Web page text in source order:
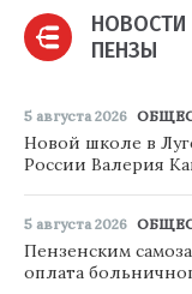
НОВОСТИ
ПЕНЗЫ
5 августа 2026
Новой школе в
России Валерия
5 августа 2026
Пензенским
оплата